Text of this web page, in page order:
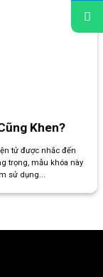
Khen?
tử được nhắc đến
trọng, mẫu khóa này
sử dụng...